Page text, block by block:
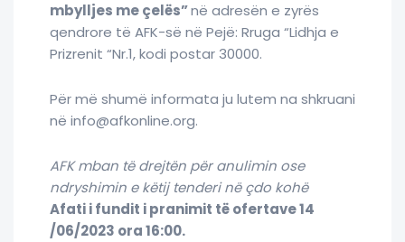
mbylljes me çelës”në adresën e zyrës
qendrore të AFK-së në Pejë: Rruga “Lidhja e
Prizrenit “Nr.1, kodi postar 30000.
Për më shumë informata ju lutem na shkruani
në info@afkonline.org.
AFK mban të drejtën për anulimin ose
ndryshimin e këtij tenderi në çdo kohë
Afati i fundit i pranimit të ofertave 14
/06/2023 ora 16:00.